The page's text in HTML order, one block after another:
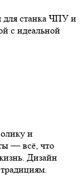
для станка ЧПУ и
с идеальной
и
— всё, что
Дизайн